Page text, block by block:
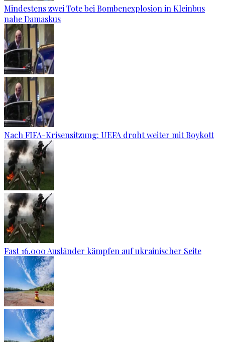
Mindestens zwei Tote bei Bombenexplosion in Kleinbus
nahe Damaskus
Nach FIFA-Krisensitzung: UEFA droht weiter mit Boykott
Fast 16.000 Ausländer kämpfen auf ukrainischer Seite